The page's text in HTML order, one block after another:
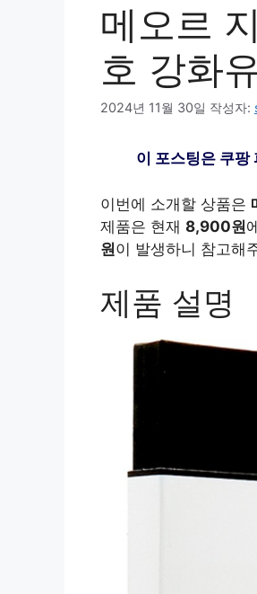
메오르
호 강화
2024년 11월 30일 작성자:
이 포스팅은 쿠팡
이번에 소개할 상품은
제품은 현재 8,900원
원이 발생하니 참고해
제품 설명